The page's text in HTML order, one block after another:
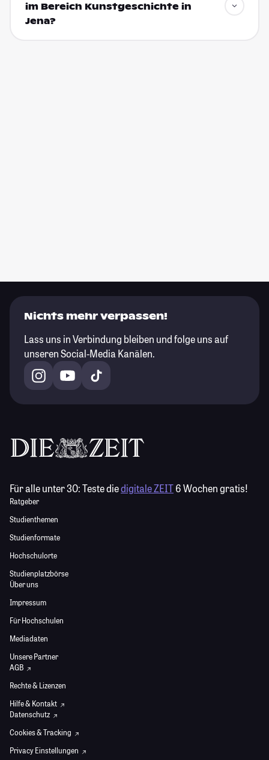
im Bereich Kunstgeschichte in
Jena?
Nichts mehr verpassen!
Lass uns in Verbindung bleiben und folge uns auf
unseren Social-Media Kanälen.
Für alle unter 30:Teste diedigitale ZEIT6 Wochen gratis!
Ratgeber
Studienthemen
Studienformate
Hochschulorte
Studienplatzbörse
Über uns
Impressum
Für Hochschulen
Mediadaten
Unsere Partner
AGB
Rechte & Lizenzen
Hilfe & Kontakt
Datenschutz
Cookies & Tracking
Privacy Einstellungen